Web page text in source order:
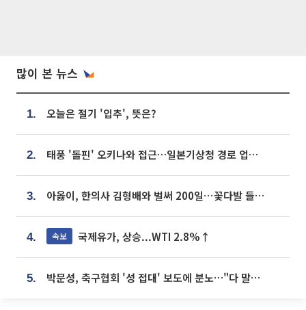
많이 본 뉴스
1. 오늘은 절기 '입추', 뜻은?
2. 태풍 '돌핀' 오키나와 접근…일본기상청 경로 업데이트
3. 아옳이, 한의사 김형배와 벌써 200일⋯꽃다발 들고 "프러포즈 아냐"
4. 속보 국제유가, 상승...WTI 2.8%↑
5. 박문성, 축구협회 '성 접대' 보도에 분노…"다 말아먹으려고 작정했나"